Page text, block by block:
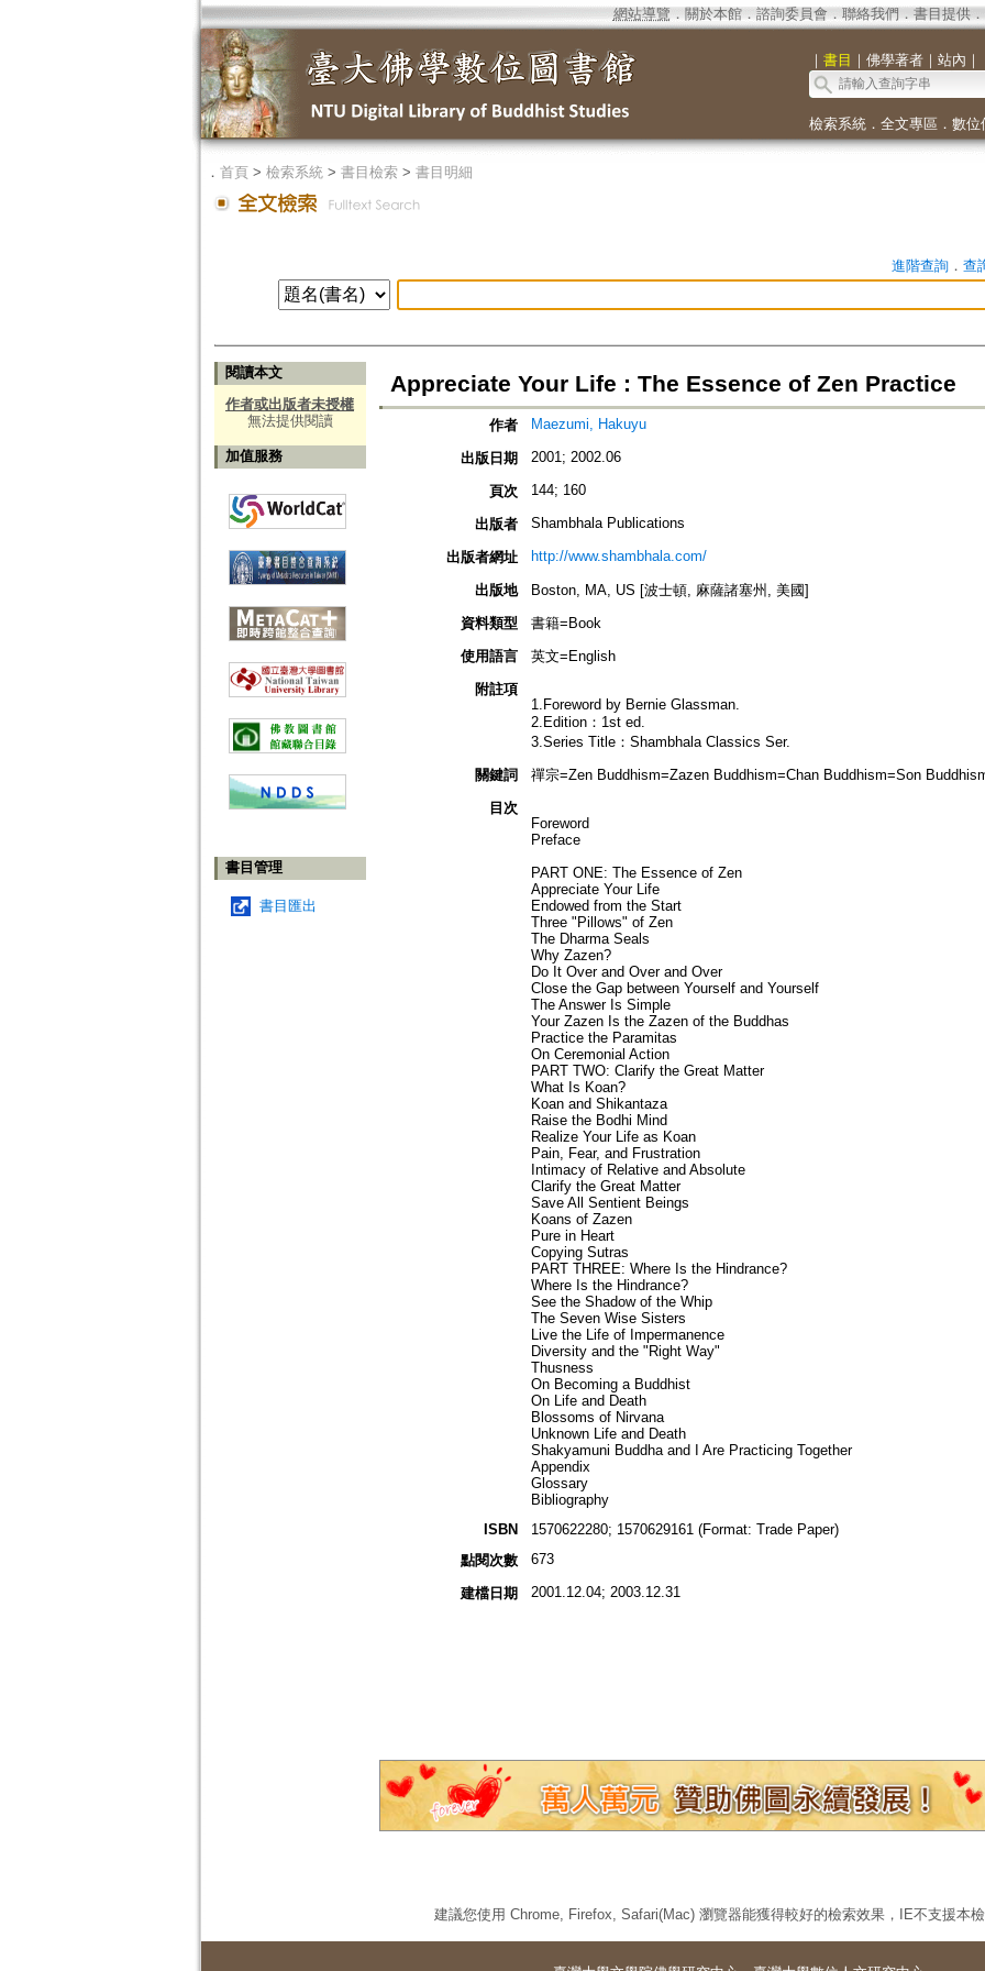
網站導覽 ． 關於本館． 諮詢委員會． 聯絡我們 ． 書目提供．
｜ 書目 ｜ 佛學著者｜ 站內 ｜
檢索系統． 全文專區 ． 數位
． 首頁> 檢索系統> 書目檢索> 書目明細
進階查詢． 查
閱讀本文
作者或出版者未授權
無法提供閱讀
加值服務
書目管理
書目匯出
Appreciate Your Life : The Essence of Zen Practice
作者 Maezumi, Hakuyu
出版日期 2001; 2002.06
頁次 144; 160
出版者 Shambhala Publications
出版者網址 http://www.shambhala.com/
出版地
Boston, MA, US [波士頓, 麻薩諸塞州, 美國]
資料類型
書籍=Book
使用語言
英文=English
附註項
1.Foreword by Bernie Glassman.
2.Edition：1st ed.
3.Series Title：Shambhala Classics Ser.
關鍵詞
禪宗=Zen Buddhism=Zazen Buddhism=Chan Buddhism=Son
目次
Foreword
Preface
PART ONE: The Essence of Zen
Appreciate Your Life
Endowed from the Start
Three "Pillows" of Zen
The Dharma Seals
Why Zazen?
Do It Over and Over and Over
Close the Gap between Yourself and Yourself
The Answer Is Simple
Your Zazen Is the Zazen of the Buddhas
Practice the Paramitas
On Ceremonial Action
PART TWO: Clarify the Great Matter
What Is Koan?
Koan and Shikantaza
Raise the Bodhi Mind
Realize Your Life as Koan
Pain, Fear, and Frustration
Intimacy of Relative and Absolute
Clarify the Great Matter
Save All Sentient Beings
Koans of Zazen
Pure in Heart
Copying Sutras
PART THREE: Where Is the Hindrance?
Where Is the Hindrance?
See the Shadow of the Whip
The Seven Wise Sisters
Live the Life of Impermanence
Diversity and the "Right Way"
Thusness
On Becoming a Buddhist
On Life and Death
Blossoms of Nirvana
Unknown Life and Death
Shakyamuni Buddha and I Are Practicing Together
Appendix
Glossary
Bibliography
ISBN
1570622280; 1570629161 (Format: Trade Paper)
點閱次數
673
建檔日期 2001.12.04; 2003.12.31
建議您使用 Chrome, Firefox, Safari(Mac) 瀏覽器能獲得較好的檢索效果，IE不支援本